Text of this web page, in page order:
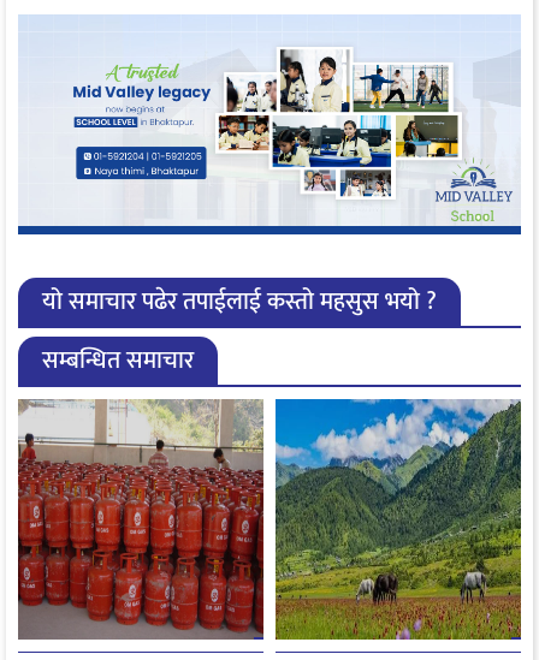
यो समाचार पढेर तपाईलाई कस्तो महसुस भयो ?
सम्बन्धित समाचार